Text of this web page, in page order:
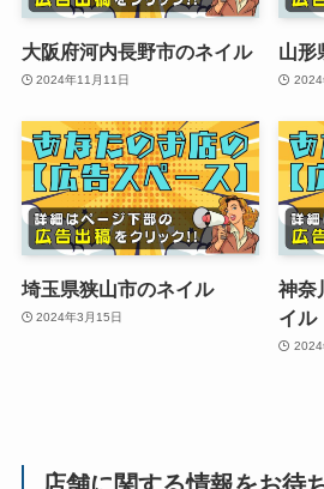
大阪府河内長野市のネイル
2024年11月11日
山形
2024
埼玉県狭山市のネイル
2024年3月15日
神奈
イル
2024